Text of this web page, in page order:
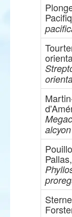
alcyon
Pallas,